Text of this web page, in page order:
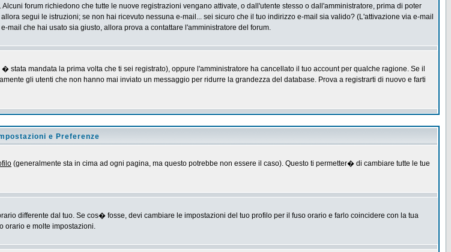
forum richiedono che tutte le nuove registrazioni vengano attivate, o dall'utente stesso o dall'amministratore, prima di poter
segui le istruzioni; se non hai ricevuto nessuna e-mail... sei sicuro che il tuo indirizzo e-mail sia valido? (L'attivazione via e-mail
mail che hai usato sia giusto, allora prova a contattare l'amministratore del forum.
mandata la prima volta che ti sei registrato), oppure l'amministratore ha cancellato il tuo account per qualche ragione. Se il
gli utenti che non hanno mai inviato un messaggio per ridurre la grandezza del database. Prova a registrarti di nuovo e farti
e Preferenze
(generalmente sta in cima ad ogni pagina, ma questo potrebbe non essere il caso). Questo ti permetter� di cambiare tutte le tue
differente dal tuo. Se cos� fosse, devi cambiare le impostazioni del tuo profilo per il fuso orario e farlo coincidere con la tua
orario e molte impostazioni.